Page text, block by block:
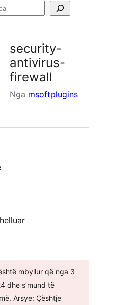
security-
antivirus-
firewall
Nga msoftplugins
mbyllur që nga 3
dhe s’mund të
Arsye: Çështje